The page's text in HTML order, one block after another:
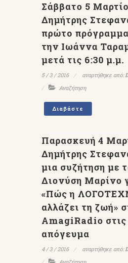
Σάββατο 5
Δημήτρης
πρώτο
την Ιωάννα
μετά τις 6:30 μ.μ.
5 / 3 / 2016 αναρτήθηκε από:
Αναζήτηση
Διαβάστε
Παρασκευή 4
Δημήτρης
μια συζήτηση με
Διονύση Μαρίνο
«Πώς η
αλλάζει τη ζωή»
AmagiRadio στις
απόγευμα
4 / 3 / 2016 αναρτήθηκε από: